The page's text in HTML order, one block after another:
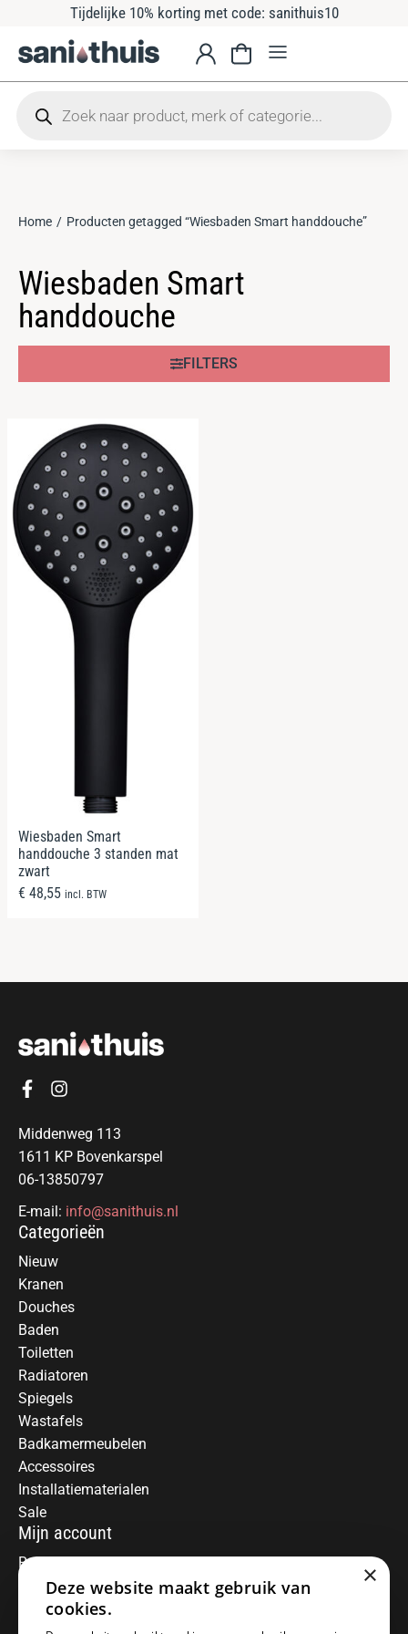
Tijdelijke 10% korting met code: sanithuis10
Je bent hier:
Home Producten getagged “Wiesbaden Smart handdouche”
Wiesbaden Smart
handdouche
FILTERS
Wiesbaden Smart
handdouche 3 standen mat
zwart
€ 48,55 incl. BTW
Middenweg 113
1611 KP Bovenkarspel
06-13850797
E-mail: info@sanithuis.nl
Categorieën
Nieuw
Kranen
Douches
Baden
Toiletten
Radiatoren
Spiegels
Wastafels
Badkamermeubelen
Accessoires
Installatiematerialen
Sale
Mijn account
Registreren
Mijn bestellingen
Informatie
×
Deze website maakt gebruik van
cookies.